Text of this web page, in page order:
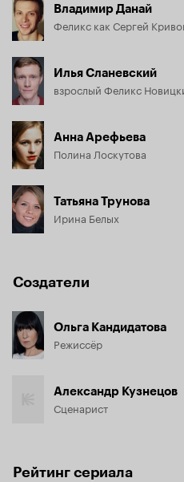
Владимир Данай
Илья Сланевский
взрослый Феликс
Анна Арефьева
Полина Лоскутова
Татьяна Трунова
Ирина Белых
Создатели
Ольга Кандидатова
Режиссёр
Александр Кузнецов
Сценарист
Рейтинг сериала